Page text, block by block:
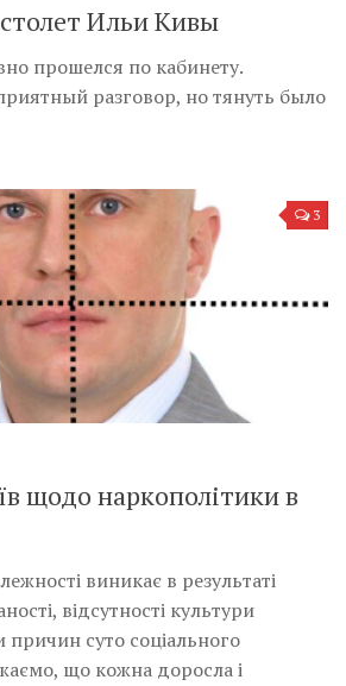
Ильи Кивы
прошелся по кабинету.
разговор, но тянуть было
3
щодо наркополітики в
виникає в результаті
відсутності культури
суто соціального
що кожна доросла і